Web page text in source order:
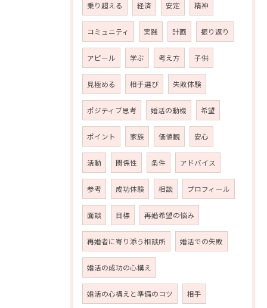
乗り超える 経済 安定 精神
コミュニティ 実践 計画 振り返り
アピール 学ぶ 考え方 子供
見極める 相手選び 失敗体験
ポジティブ思考 婚活の動機 希望
ポイント 家族 価値観 安心
活動 関係性 条件 アドバイス
参考 成功体験 相談 プロフィール
面談 目標 再婚希望の悩み
再婚者に寄り添う相談所 婚活での失敗
婚活の成功の心構え
婚活の心構えと準備のコツ 相手